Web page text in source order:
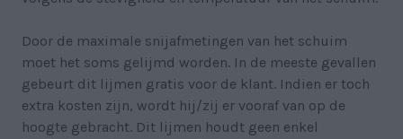
Door de maximale snijafmetingen van het schuim
moet het soms gelijmd worden. In de meeste gevallen
gebeurt dit lijmen gratis voor de klant. Indien er toch
extra kosten zijn, wordt hij/zij er vooraf van op de
hoogte gebracht. Dit lijmen houdt geen enkel